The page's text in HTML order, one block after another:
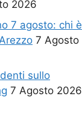
2026
7 agosto: chi è
7 Agosto
sullo
7 Agosto 2026